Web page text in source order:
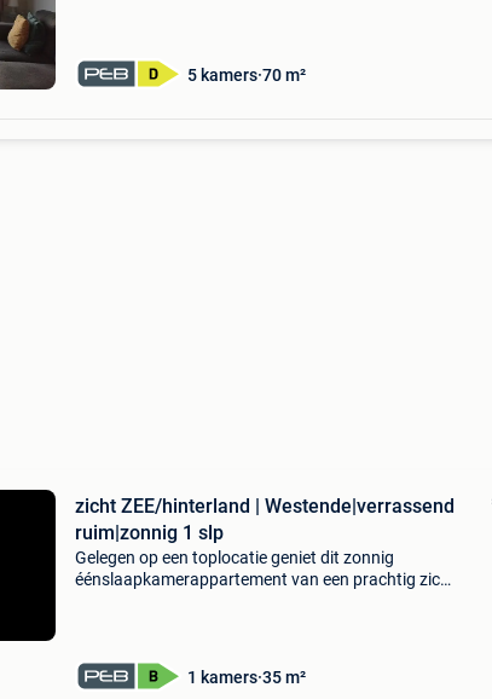
5 kamers 70 m²
zicht ZEE/hinterland | Westende|verrassend
ruim|zonnig 1 slp
Gelegen op een toplocatie geniet dit zonnig
éénslaapkamerappartement van een prachtig zicht
1 kamers 35 m²